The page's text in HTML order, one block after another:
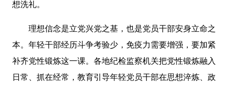
想洗礼。
理想信念是立党兴党之基，也是党员干部安身立命之
本。年轻干部经历斗争考验少，免疫力需要增强，要加紧
补齐党性锻炼这一课。各地纪检监察机关把党性锻炼融入
日常、抓在经常，教育引导年轻党员干部在思想淬炼、政